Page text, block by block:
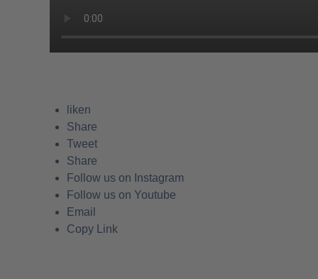
liken
Share
Tweet
Share
Follow us on Instagram
Follow us on Youtube
Email
Copy Link